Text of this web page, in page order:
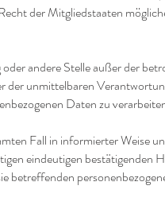
der Mitgliedstaaten
andere Stelle außer der
der unmittelbaren
Daten zu
Fall in informierter Weise
eindeutigen bestätigenden
betreffenden